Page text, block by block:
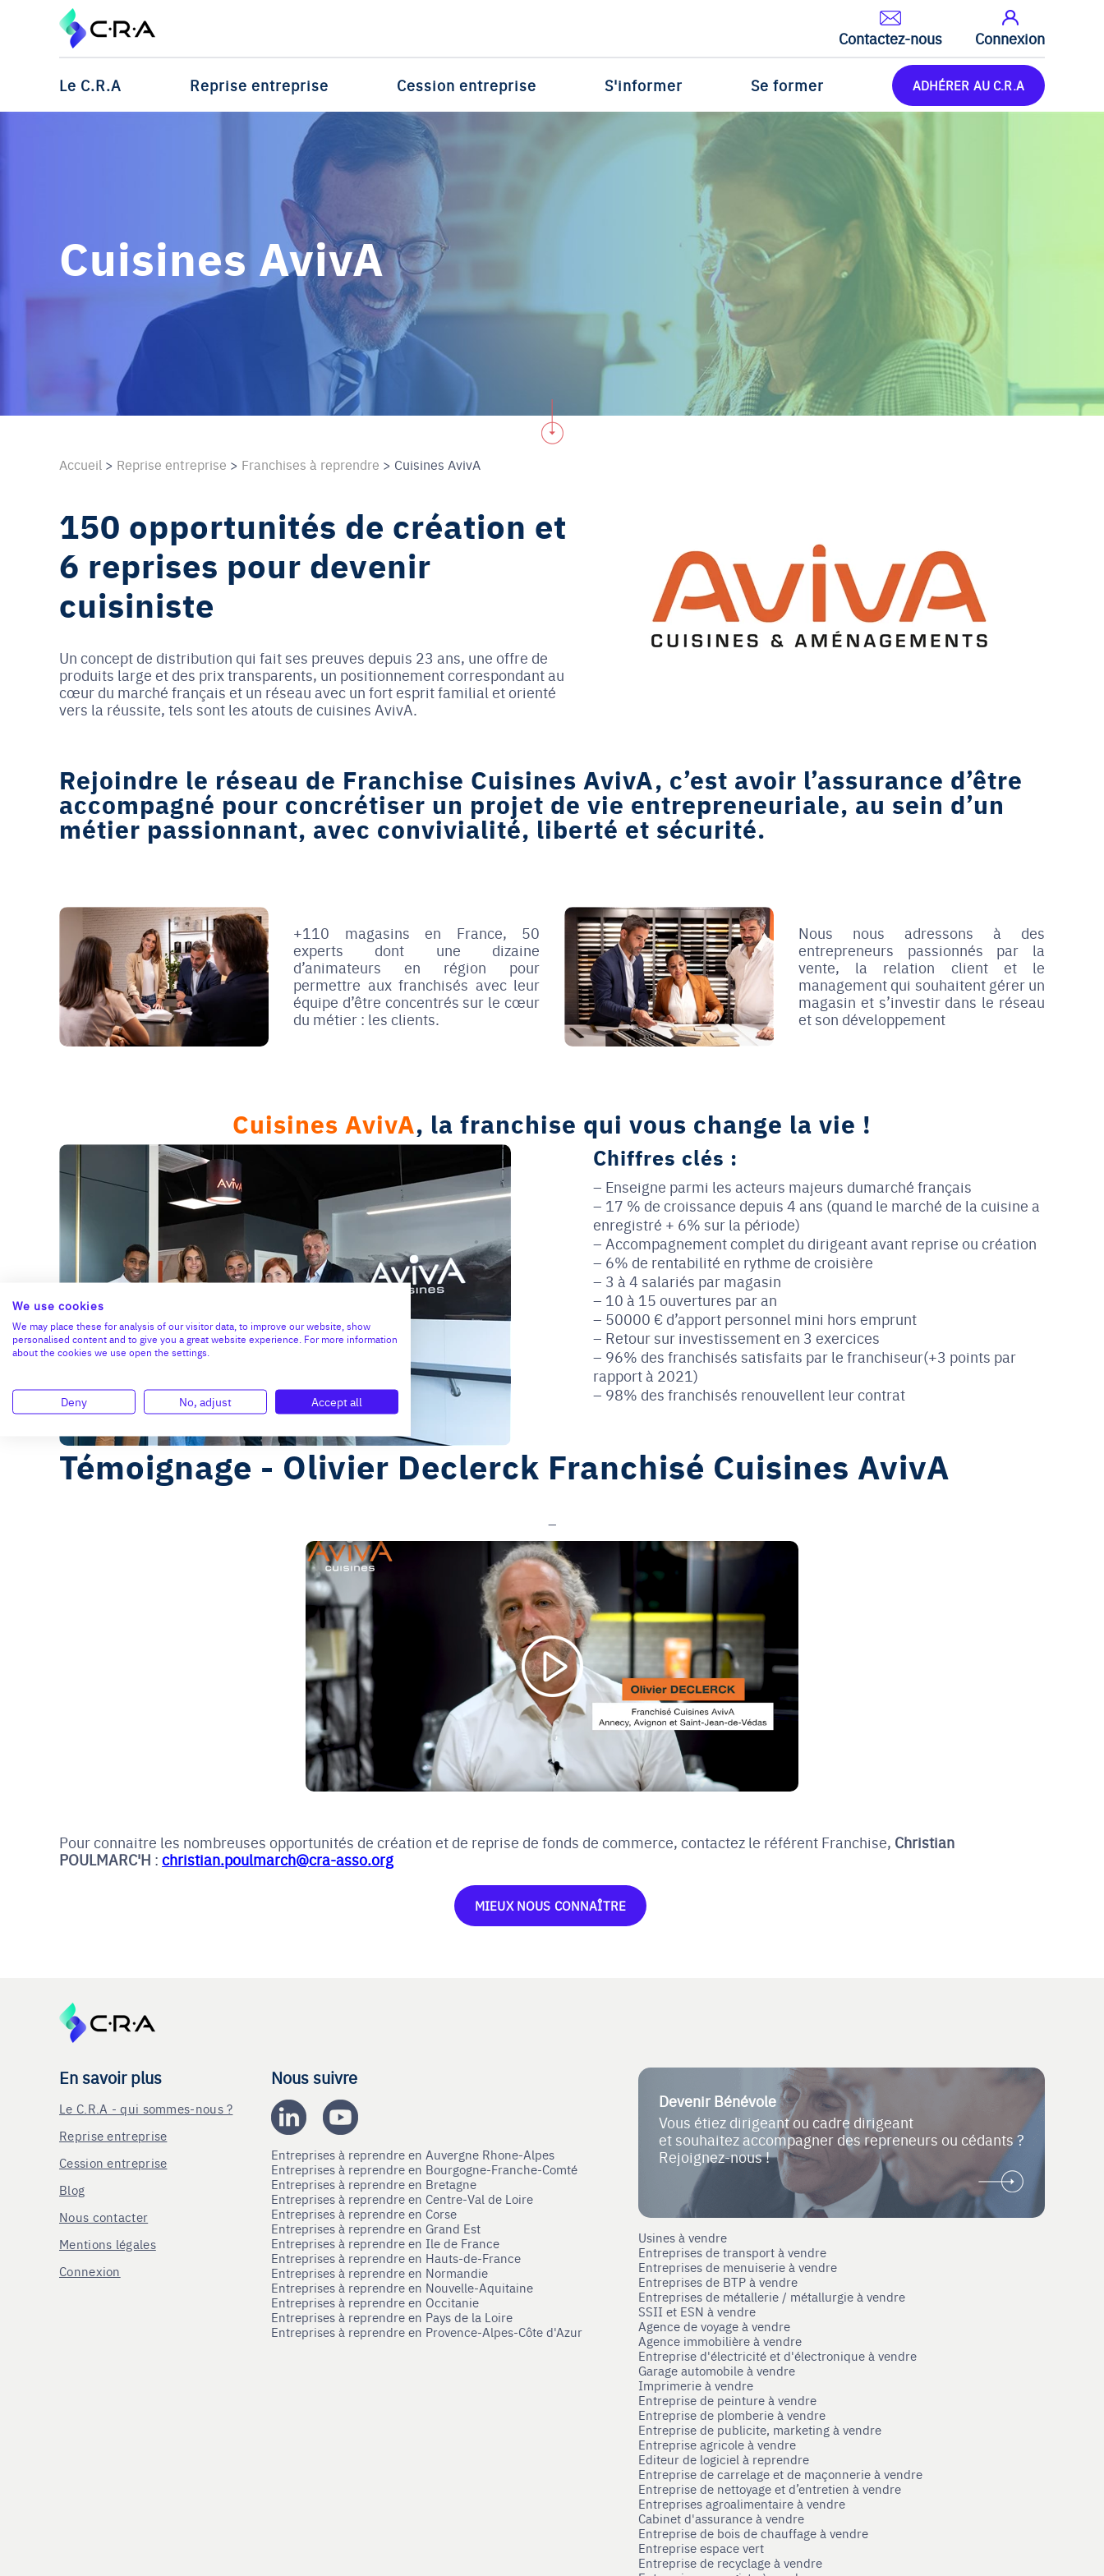
Contactez-nous Connexion
Le C.R.A Reprise entreprise Cession entreprise S'informer Se former ADHÉRER AU C.R.A
Cuisines AvivA
Accueil > Reprise entreprise > Franchises à reprendre > Cuisines AvivA
150 opportunités de création et
6 reprises pour devenir
cuisiniste
Un concept de distribution qui fait ses preuves depuis 23 ans, une offre de
produits large et des prix transparents, un positionnement correspondant au
cœur du marché français et un réseau avec un fort esprit familial et orienté
vers la réussite, tels sont les atouts de cuisines AvivA.
Rejoindre le réseau de Franchise Cuisines AvivA, c’est avoir l’assurance d’être
accompagné pour concrétiser un projet de vie entrepreneuriale, au sein d’un
métier passionnant, avec convivialité, liberté et sécurité.
+110 magasins en France, 50
experts dont une dizaine
d’animateurs en région pour
permettre aux franchisés avec leur
équipe d’être concentrés sur le cœur
du métier : les clients.
Nous nous adressons à des
entrepreneurs passionnés par la
vente, la relation client et le
management qui souhaitent gérer un
magasin et s’investir dans le réseau
et son développement
Cuisines AvivA, la franchise qui vous change la vie !
Chiffres clés :
Enseigne parmi les acteurs majeurs dumarché français
17 % de croissance depuis 4 ans (quand le marché de la cuisine a
enregistré + 6% sur la période)
Accompagnement complet du dirigeant avant reprise ou création
6% de rentabilité en rythme de croisière
3 à 4 salariés par magasin
10 à 15 ouvertures par an
50000 € d’apport personnel mini hors emprunt
Retour sur investissement en 3 exercices
96% des franchisés satisfaits par le franchiseur(+3 points par
rapport à 2021)
98% des franchisés renouvellent leur contrat
Témoignage - Olivier Declerck Franchisé Cuisines AvivA
Pour connaitre les nombreuses opportunités de création et de reprise de fonds de commerce, contactez le référent Franchise, Christian
POULMARC'H : christian.poulmarch@cra-asso.org
MIEUX NOUS CONNAÎTRE
En savoir plus
Le C.R.A - qui sommes-nous ?
Reprise entreprise
Cession entreprise
Blog
Nous contacter
Mentions légales
Connexion
Nous suivre
Entreprises à reprendre en Auvergne Rhone-Alpes
Entreprises à reprendre en Bourgogne-Franche-Comté
Entreprises à reprendre en Bretagne
Entreprises à reprendre en Centre-Val de Loire
Entreprises à reprendre en Corse
Entreprises à reprendre en Grand Est
Entreprises à reprendre en Ile de France
Entreprises à reprendre en Hauts-de-France
Entreprises à reprendre en Normandie
Entreprises à reprendre en Nouvelle-Aquitaine
Entreprises à reprendre en Occitanie
Entreprises à reprendre en Pays de la Loire
Entreprises à reprendre en Provence-Alpes-Côte d'Azur
Devenir Bénévole
Vous étiez dirigeant ou cadre dirigeant
et souhaitez accompagner des repreneurs ou cédants ?
Rejoignez-nous !
Usines à vendre
Entreprises de transport à vendre
Entreprises de menuiserie à vendre
Entreprises de BTP à vendre
Entreprises de métallerie / métallurgie à vendre
SSII et ESN à vendre
Agence de voyage à vendre
Agence immobilière à vendre
Entreprise d'électricité et d'électronique à vendre
Garage automobile à vendre
Imprimerie à vendre
Entreprise de peinture à vendre
Entreprise de plomberie à vendre
Entreprise de publicite, marketing à vendre
Entreprise agricole à vendre
Editeur de logiciel à reprendre
Entreprise de carrelage et de maçonnerie à vendre
Entreprise de nettoyage et d’entretien à vendre
Entreprises agroalimentaire à vendre
Cabinet d'assurance à vendre
Entreprise de bois de chauffage à vendre
Entreprise espace vert
Entreprise de recyclage à vendre
We use cookies
We may place these for analysis of our visitor data, to improve our website, show
personalised content and to give you a great website experience. For more information
about the cookies we use open the settings.
Deny No, adjust Accept all